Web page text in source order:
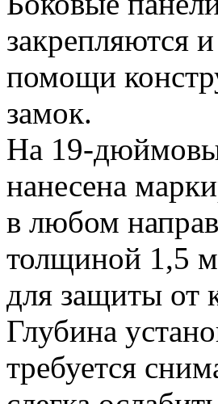
закрепляются
помощи
замок.
На 19-
нанесена
в любом
толщиной 1,5
для защиты от
Глубина
требуется